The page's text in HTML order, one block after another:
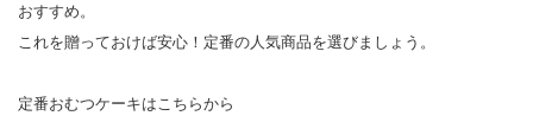
おすすめ。
これを贈っておけば安心！定番の人気商品を選びましょう。
定番おむつケーキはこちらから